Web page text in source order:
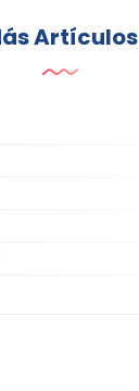
Artículos